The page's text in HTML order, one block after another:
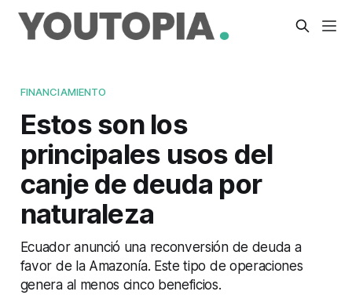
FINANCIAMIENTO
Estos son los
principales usos del
canje de deuda por
naturaleza
Ecuador anunció una reconversión de deuda a
favor de la Amazonía. Este tipo de operaciones
genera al menos cinco beneficios.